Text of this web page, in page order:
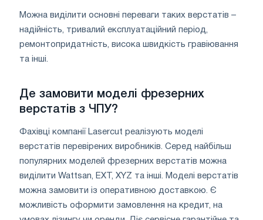
Можна виділити основні переваги таких верстатів –
надійність, тривалий експлуатаційний період,
ремонтопридатність, висока швидкість гравіювання
та інші.
Де замовити моделі фрезерних
верстатів з ЧПУ?
Фахівці компанії Lasercut реалізують моделі
верстатів перевірених виробників. Серед найбільш
популярних моделей фрезерних верстатів можна
виділити Wattsan, EXT, XYZ та інші. Моделі верстатів
можна замовити із оперативною доставкою. Є
можливість оформити замовлення на кредит, на